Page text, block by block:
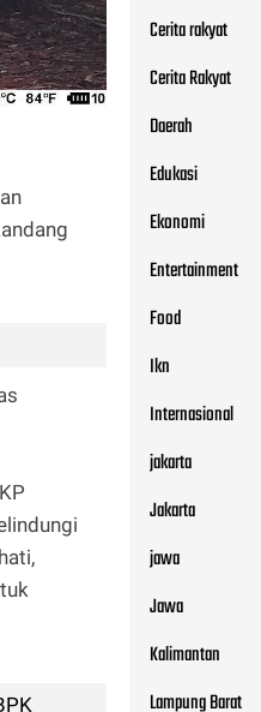
Cerita rakyat
Cerita Rakyat
Daerah
Edukasi
Ekonomi
Entertainment
Food
Ikn
Internasional
jakarta
Jakarta
jawa
Jawa
Kalimantan
Lampung Barat